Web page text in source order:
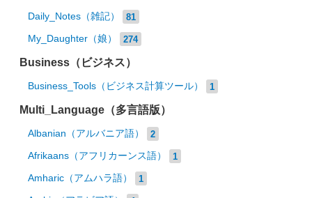
Daily_Notes（雑記） 81
My_Daughter（娘） 274
Business（ビジネス）
Business_Tools（ビジネス計算ツール） 1
Multi_Language（多言語版）
Albanian（アルバニア語） 2
Afrikaans（アフリカーンス語） 1
Amharic（アムハラ語） 1